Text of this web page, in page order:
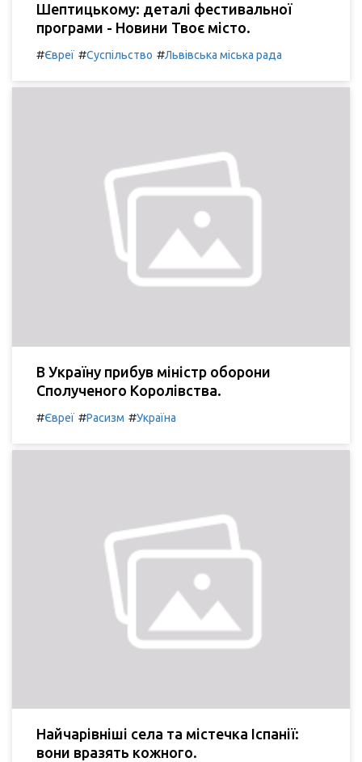
Шептицькому: деталі фестивальної
програми - Новини Твоє місто.
#Євреї #Суспільство #Львівська міська рада
В Україну прибув міністр оборони
Сполученого Королівства.
#Євреї #Расизм #Україна
Найчарівніші села та містечка Іспанії:
вони вразять кожного.